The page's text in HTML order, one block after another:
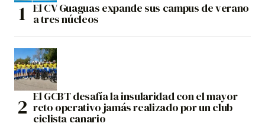
El CV Guaguas expande sus campus de verano
a tres núcleos
El GCBT desafía la insularidad con el mayor
reto operativo jamás realizado por un club
ciclista canario